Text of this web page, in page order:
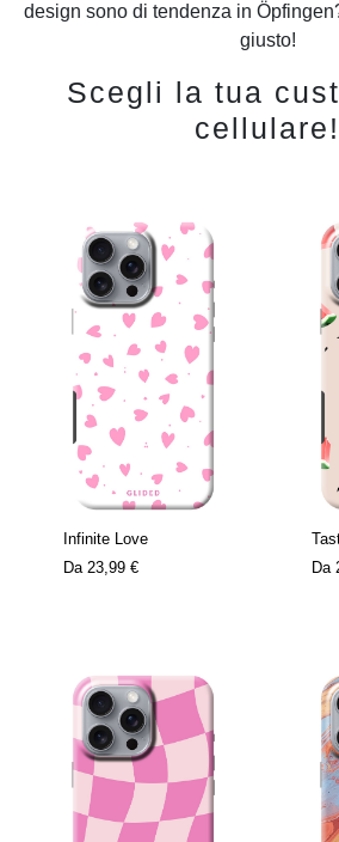
design sono di tendenza in
giusto!
Scegli la tua
cellulare!
Infinite Love
Da 23,99 €
Da